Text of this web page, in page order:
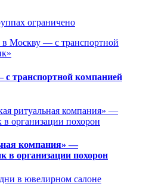
ограничено
транспортной компанией
компания» —
организации похорон